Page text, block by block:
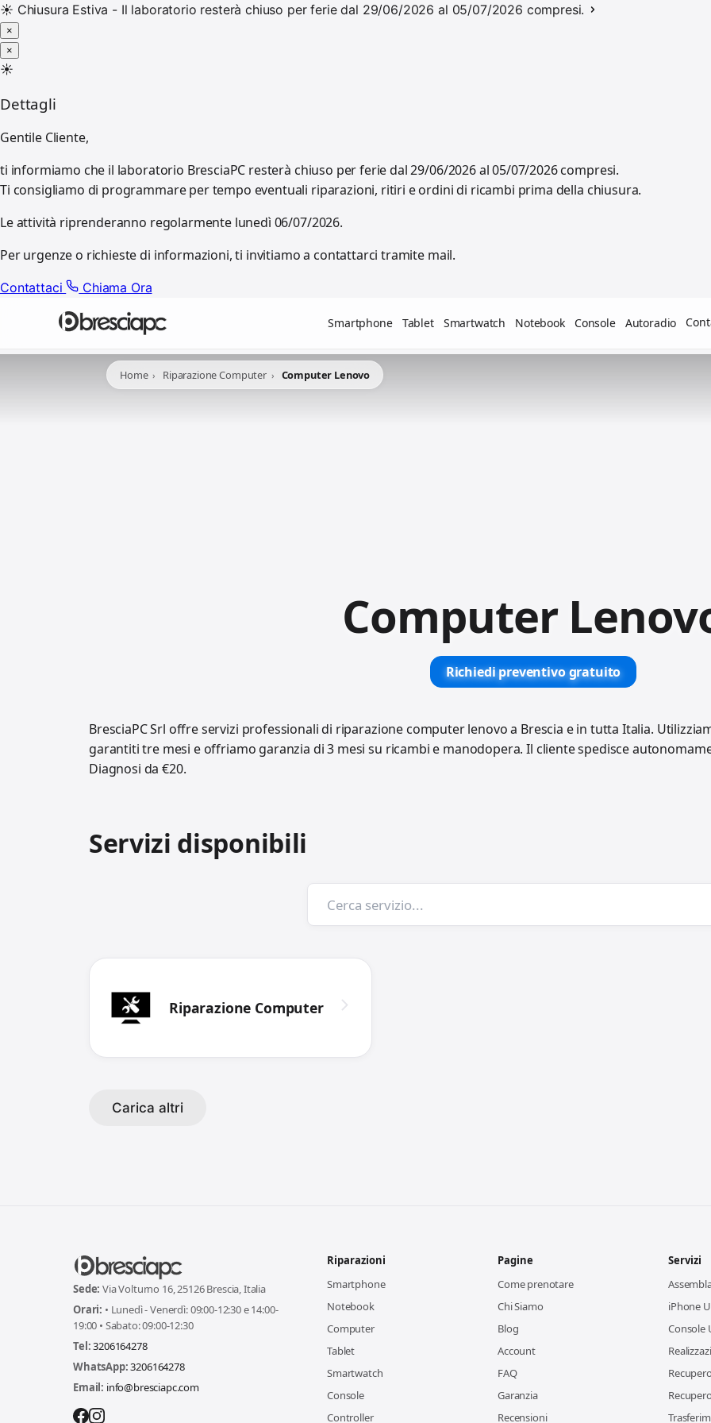
☀️ Chiusura Estiva - Il laboratorio resterà chiuso per ferie dal 29/06/2026 al 05/07/2026 compresi.
×
×
☀️
Dettagli
Gentile Cliente,
ti informiamo che il laboratorio BresciaPC resterà chiuso per ferie dal 29/06/2026 al 05/07/2026 compresi.
Ti consigliamo di programmare per tempo eventuali riparazioni, ritiri e ordini di ricambi prima della chiusura.
Le attività riprenderanno regolarmente lunedì 06/07/2026.
Per urgenze o richieste di informazioni, ti invitiamo a contattarci tramite mail.
Contattaci Chiama Ora
Smartphone Tablet Smartwatch Notebook Console Autoradio
Home Riparazione Computer Computer Lenovo
Computer
Richiedi preventivo gratuito
BresciaPC Srl offre servizi professionali di riparazione computer lenovo a Brescia e in tutta Italia.
garantiti tre mesi e offriamo garanzia di 3 mesi su ricambi e manodopera. Il cliente spedisce
Diagnosi da €20.
Servizi disponibili
Riparazione Computer
Carica altri
Sede: Via Volturno 16, 25126 Brescia, Italia
Orari: • Lunedì - Venerdì: 09:00-12:30 e 14:00-
19:00 • Sabato: 09:00-12:30
Tel:3206164278
WhatsApp:3206164278
Email: info@bresciapc.com
Riparazioni
Smartphone
Notebook
Computer
Tablet
Smartwatch
Console
Controller
Pagine
Come prenotare
Chi Siamo
Blog
Account
FAQ
Garanzia
Recensioni
Servizi
iPhone
Console